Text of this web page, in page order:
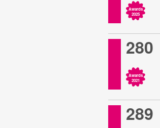
Awards
2025
280
Awards
2021
289